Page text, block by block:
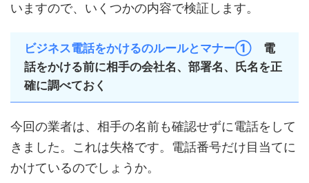
いますので、いくつかの内容で検証します。
ビジネス電話をかけるのルールとマナー① 電
話をかける前に相手の会社名、部署名、氏名を正
確に調べておく
今回の業者は、相手の名前も確認せずに電話をして
きました。これは失格です。電話番号だけ目当てに
かけているのでしょうか。